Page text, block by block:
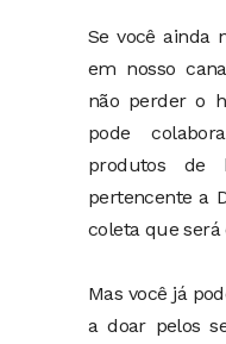
Se você ainda
em nosso
não perder o
pode
produtos de
pertencente a
coleta que
Mas você já
a doar pelos